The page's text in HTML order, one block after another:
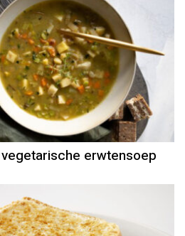
erwtensoep